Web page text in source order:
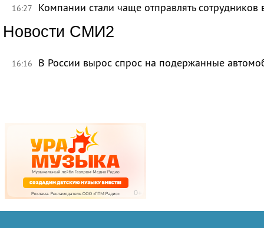
16:27 Компании стали чаще отправлять сотрудников
Новости СМИ2
16:16 В России вырос спрос на подержанные